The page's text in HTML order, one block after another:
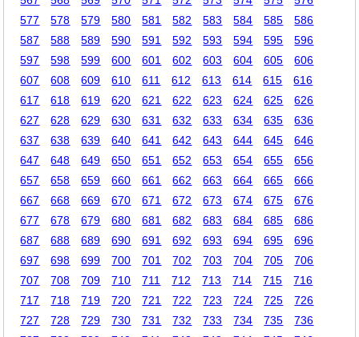
577
578 579 580 581 582 583 584 585
586
587
588 589 590 591 592 593 594 595
596
597
598 599 600 601 602 603 604 605
606
607
608 609 610 611 612 613 614 615
616
617
618 619 620 621 622 623 624 625
626
627
628 629 630 631 632 633 634 635
636
637
638 639 640 641 642 643 644 645
646
647
648 649 650 651 652 653 654 655
656
657
658 659 660 661 662 663 664 665
666
667
668 669 670 671 672 673 674 675
676
677
678 679 680 681 682 683 684 685
686
687
688 689 690 691 692 693 694 695
696
697
698 699 700 701 702 703 704 705
706
707
708 709 710 711 712 713 714 715
716
717
718 719 720 721 722 723 724 725
726
727
728 729 730 731 732 733 734 735
736